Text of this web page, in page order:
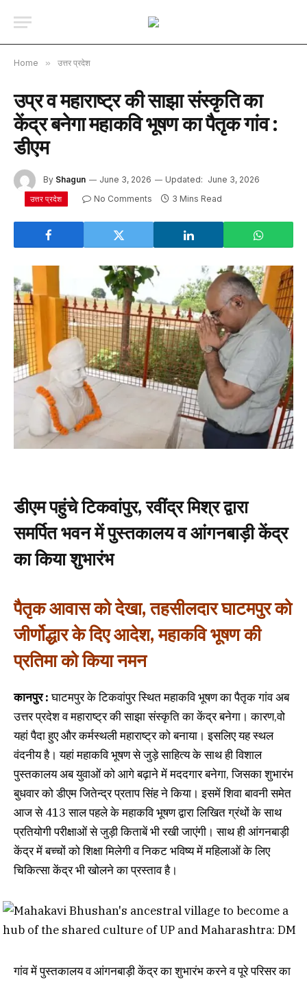
Home » उत्तर प्रदेश
उप्र व महाराष्ट्र की साझा संस्कृति का
केंद्र बनेगा महाकवि भूषण का पैतृक गांव :
डीएम
By Shagun June 3, 2026 Updated: June 3, 2026
उत्तर प्रदेश No Comments 3 Mins Read
डीएम पहुंचे टिकवांपुर, रवींद्र मिश्र द्वारा
समर्पित भवन में पुस्तकालय व आंगनबाड़ी केंद्र
का किया शुभारंभ
पैतृक आवास को देखा, तहसीलदार घाटमपुर को
जीर्णोद्धार के दिए आदेश, महाकवि भूषण की
प्रतिमा को किया नमन
कानपुर :घाटमपुर के टिकवांपुर स्थित महाकवि भूषण का पैतृक गांव अब
उत्तर प्रदेश व महाराष्ट्र की साझा संस्कृति का केंद्र बनेगा। कारण,वो
यहां पैदा हुए और कर्मस्थली महाराष्ट्र को बनाया। इसलिए यह स्थल
वंदनीय है। यहां महाकवि भूषण से जुड़े साहित्य के साथ ही विशाल
पुस्तकालय अब युवाओं को आगे बढ़ाने में मददगार बनेगा, जिसका शुभारंभ
बुधवार को डीएम जितेन्द्र प्रताप सिंह ने किया। इसमें शिवा बावनी समेत
आज से 413 साल पहले के महाकवि भूषण द्वारा लिखित ग्रंथों के साथ
प्रतियोगी परीक्षाओं से जुड़ी किताबें भी रखी जाएंगी। साथ ही आंगनबाड़ी
केंद्र में बच्चों को शिक्षा मिलेगी व निकट भविष्य में महिलाओं के लिए
चिकित्सा केंद्र भी खोलने का प्रस्ताव है।
गांव में पुस्तकालय व आंगनबाड़ी केंद्र का शुभारंभ करने व पूरे परिसर का